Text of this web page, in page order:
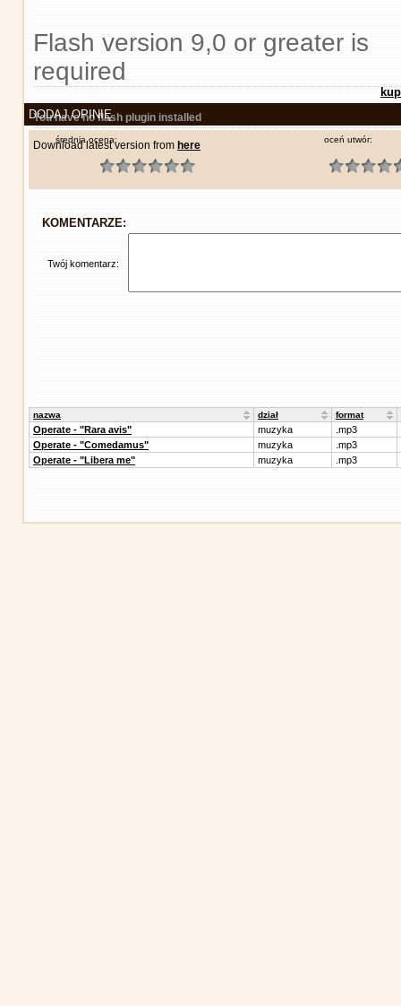
Flash version 9,0 or greater is
required
You have no flash plugin installed
Download latest version from here
DODAJ OPINIĘ
średnia ocena: oceń utwór:
KOMENTARZE:
Twój komentarz:
nazwa dział format
Operate - "Rara avis" muzyka
.mp3
Operate - "Comedamus"
muzyka
.mp3
Operate - "Libera me"
muzyka .mp3